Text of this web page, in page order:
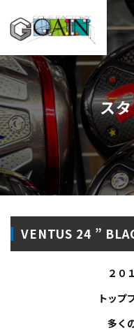
ホーム
ゴルフ工房ゲインについて
工房メニュー
アクセス・店舗案内
よくあるご質問
ス
VENTUS 24 ”
２０
トップ
多く